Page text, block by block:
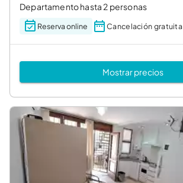
Departamento hasta 2 personas
Reserva online Cancelación gratuita
Mostrar precios